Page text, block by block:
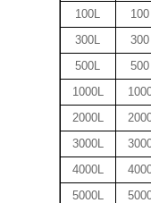
100L
100
300L
300
500L
500
1000L
2000L
3000L
4000L
5000L